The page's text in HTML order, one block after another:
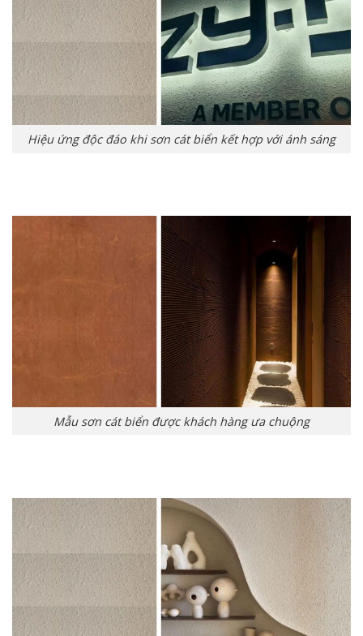
Hiệu ứng độc đáo khi sơn cát biển kết hợp với ánh sáng
Mẫu sơn cát biển được khách hàng ưa chuộng